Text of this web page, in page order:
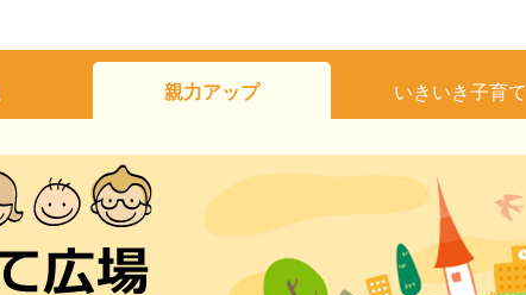
親力アップ いきいき子育て